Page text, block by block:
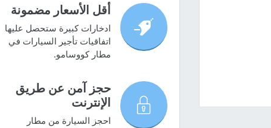
أقل الأسعار مضمونة
ادخارات كبيرة ستحصل عليها
اتفاقيات تأجير السيارات في
مطار كووسامو.
حجز آمن عن طريق
الإنترنت
احجز السيارة من مطار